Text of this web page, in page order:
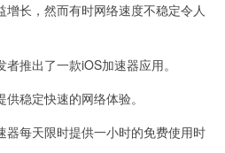
长，然而有时网络速度不稳定令人
推出了一款iOS加速器应用。
稳定快速的网络体验。
每天限时提供一小时的免费使用时